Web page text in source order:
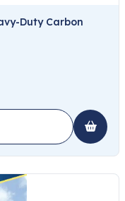
Duty Carbon